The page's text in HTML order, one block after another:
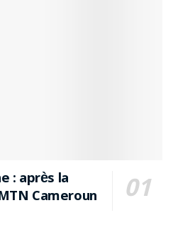
: après la
Cameroun